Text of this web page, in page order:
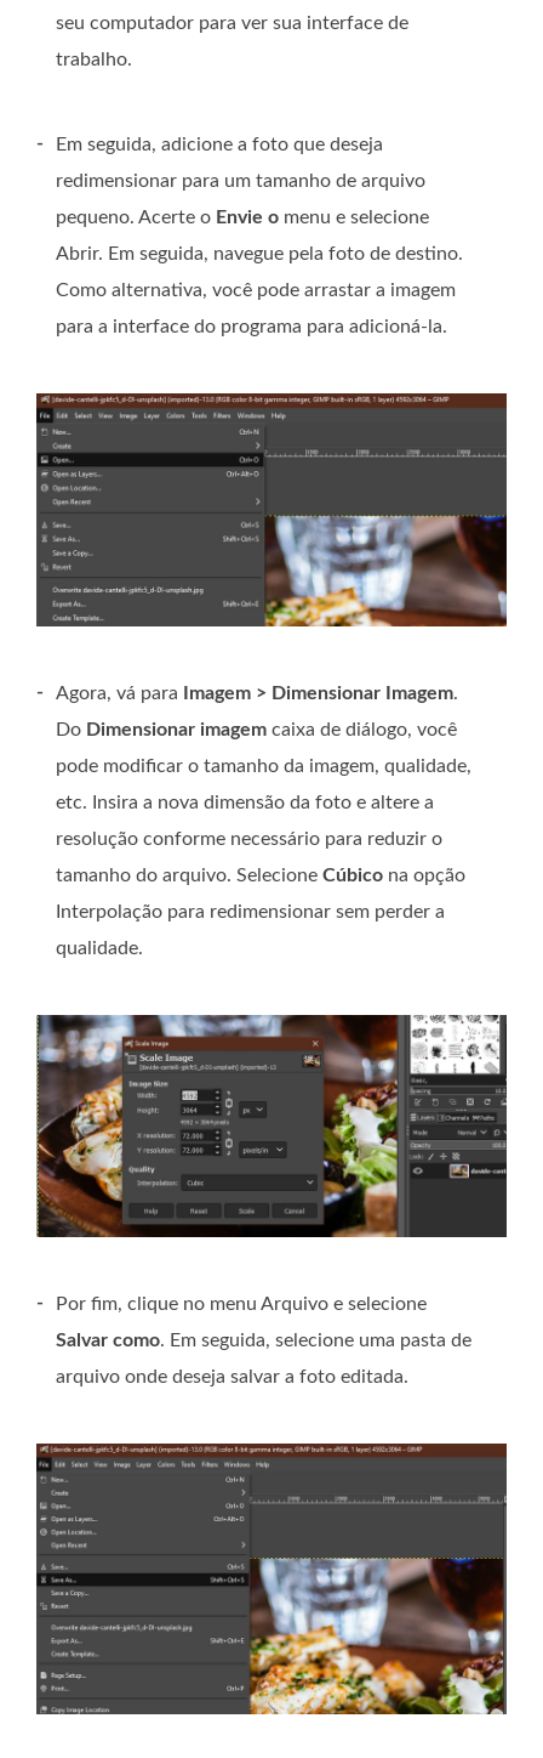
seu computador para ver sua interface de
trabalho.
-
Em seguida, adicione a foto que deseja
redimensionar para um tamanho de arquivo
pequeno. Acerte o Envie o menu e selecione
Abrir. Em seguida, navegue pela foto de destino.
Como alternativa, você pode arrastar a imagem
para a interface do programa para adicioná-la.
- Agora, vá para Imagem > Dimensionar Imagem.
Do Dimensionar imagem caixa de diálogo, você
pode modificar o tamanho da imagem, qualidade,
etc. Insira a nova dimensão da foto e altere a
resolução conforme necessário para reduzir o
tamanho do arquivo. Selecione Cúbico na opção
Interpolação para redimensionar sem perder a
qualidade.
-
Por fim, clique no menu Arquivo e selecione
Salvar como. Em seguida, selecione uma pasta de
arquivo onde deseja salvar a foto editada.